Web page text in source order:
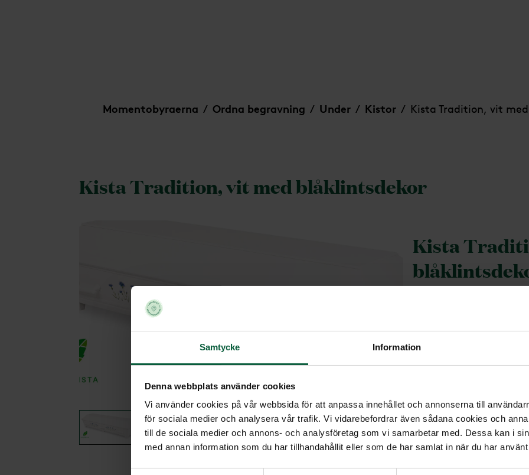
Samtycke Information
Denna webbplats använder cookies
Vi använder cookies på vår webbsida för att anpassa innehållet och annonserna till
för sociala medier och analysera vår trafik. Vi vidarebefordrar även sådana cookies och
till de sociala medier och annons- och analysföretag som vi samarbetar med. Dessa kan i
med annan information som du har tillhandahållit eller som de har samlat in när du har
Momentobyraerna / Ordna begravning / Under / Kistor / Kista Tradition, vit
Kista Tradition, vit med blåklintsdekor
Kista
Tradition är en stilfull
variant är vitmålad
av en vadderad bädd,
vadderat täcke med
mjukt, vitt tyg.